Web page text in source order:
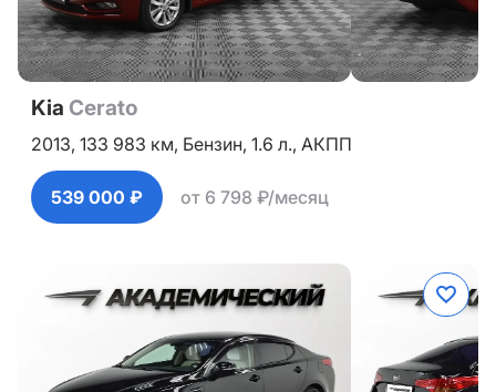
Kia Cerato
2013, 133 983 км, Бензин, 1.6 л., АКПП
539 000 ₽ от 6 798 ₽/месяц